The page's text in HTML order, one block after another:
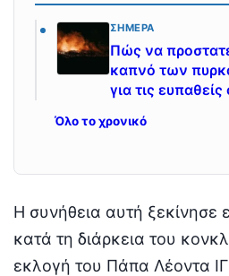
ΣΉΜΕΡΑ
Πώς να
καπνό των
για τις
Όλο το χρονικό
Η συνήθεια αυτή ξεκίνησε
κατά τη διάρκεια του
εκλογή του Πάπα Λέοντα